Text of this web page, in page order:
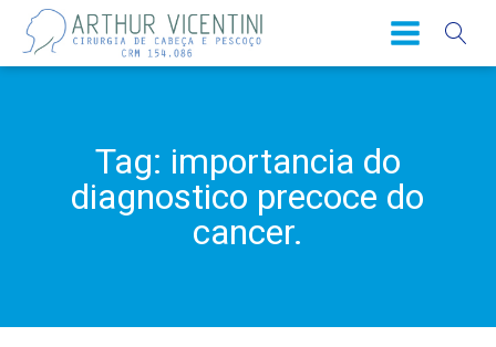
Tag: importancia do
diagnostico precoce do
cancer.